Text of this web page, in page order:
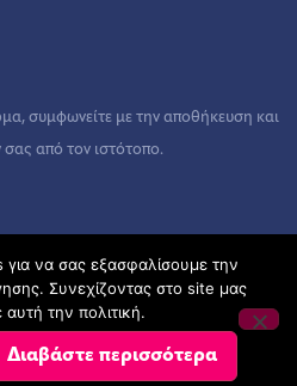
συμφωνείτε με την αποθήκευση και
από τον ιστότοπο.
- ΛΟΓΙΣΤΙΚΕΣ ΚΑΙ
για να σας εξασφαλίσουμε την
Συνεχίζοντας στο site μας
την πολιτική.
Διαβάστε περισσότερα